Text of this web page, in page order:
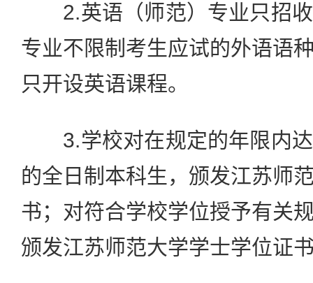
2.英语（师范）专业只招收
专业不限制考生应试的外语语
只开设英语课程。
3.学校对在规定的年限内达
的全日制本科生，颁发江苏师
书；对符合学校学位授予有关
颁发江苏师范大学学士学位证